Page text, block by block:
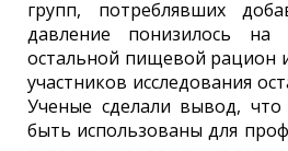
групп, потреблявших
давление понизилось
остальной пищевой рацион
участников исследования
Ученые сделали вывод,
быть использованы для